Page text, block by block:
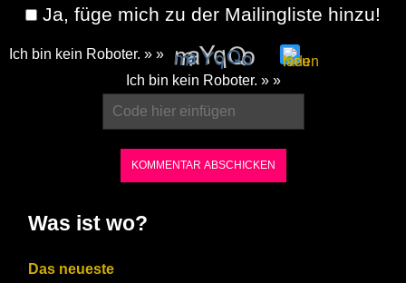
Ja, füge mich zu der Mailingliste hinzu!
Ich bin kein Roboter. » »
CAPTCHA
Ich bin kein Roboter. » »
Was ist wo?
Das neueste